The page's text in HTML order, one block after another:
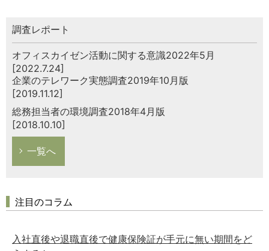
調査レポート
オフィスカイゼン活動に関する意識2022年5月
[2022.7.24]
企業のテレワーク実態調査2019年10月版
[2019.11.12]
総務担当者の環境調査2018年4月版
[2018.10.10]
一覧へ
注目のコラム
入社直後や退職直後で健康保険証が手元に無い期間をど